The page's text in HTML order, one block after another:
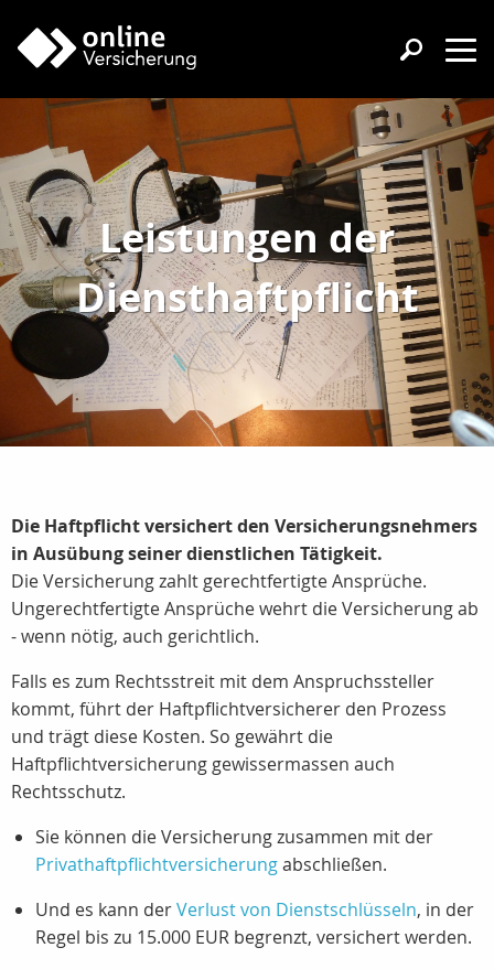
Leistungen der
Diensthaftpflicht
Die Haftpflicht versichert den Versicherungsnehmers
in Ausübung seiner dienstlichen Tätigkeit.
Die Versicherung zahlt gerechtfertigte Ansprüche.
Ungerechtfertigte Ansprüche wehrt die Versicherung ab
- wenn nötig, auch gerichtlich.
Falls es zum Rechtsstreit mit dem Anspruchssteller
kommt, führt der Haftpflichtversicherer den Prozess
und trägt diese Kosten. So gewährt die
Haftpflichtversicherung gewissermassen auch
Rechtsschutz.
Sie können die Versicherung zusammen mit der
Privathaftpflichtversicherungabschließen.
Und es kann derVerlust von Dienstschlüsseln, in der
Regel bis zu 15.000 EUR begrenzt, versichert werden.